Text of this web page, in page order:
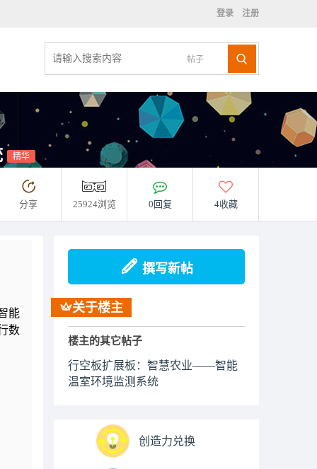
登录 注册
帖子
精华
分享 25924浏览 0回复 4收藏
能
数
撰写新帖
关于楼主
楼主的其它帖子
行空板扩展板：智慧农业——智能
温室环境监测系统
创造力兑换